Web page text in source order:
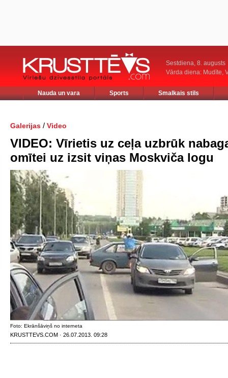
Sestdiena, 8. augusts
Vārda diena: Mudīte,
Nauda un vara Sports Smalkais stils
Galerijas / Video
VIDEO: Vīrietis uz ceļa uzbrūk
omītei uz izsit viņas Moskviča logu
Foto: Ekrānšāviņš no interneta
KRUSTTEVS.COM · 26.07.2013. 09:28